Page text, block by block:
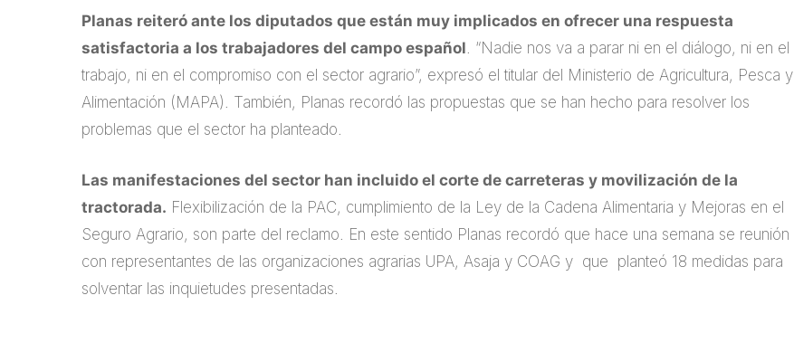
Planas reiteró ante los diputados que están muy implicados en ofrecer una respuesta
satisfactoria a los trabajadores del campo español. “Nadie nos va a parar ni en el diálogo, ni en el
trabajo, ni en el compromiso con el sector agrario”, expresó el titular del Ministerio de Agricultura, Pesca y
Alimentación (MAPA). También, Planas recordó las propuestas que se han hecho para resolver los
problemas que el sector ha planteado.
Las manifestaciones del sector han incluido el corte de carreteras y movilización de la
tractorada. Flexibilización de la PAC, cumplimiento de la Ley de la Cadena Alimentaria y Mejoras en el
Seguro Agrario, son parte del reclamo. En este sentido Planas recordó que hace una semana se reunión
con representantes de las organizaciones agrarias UPA, Asaja y COAG y que planteó 18 medidas para
solventar las inquietudes presentadas.